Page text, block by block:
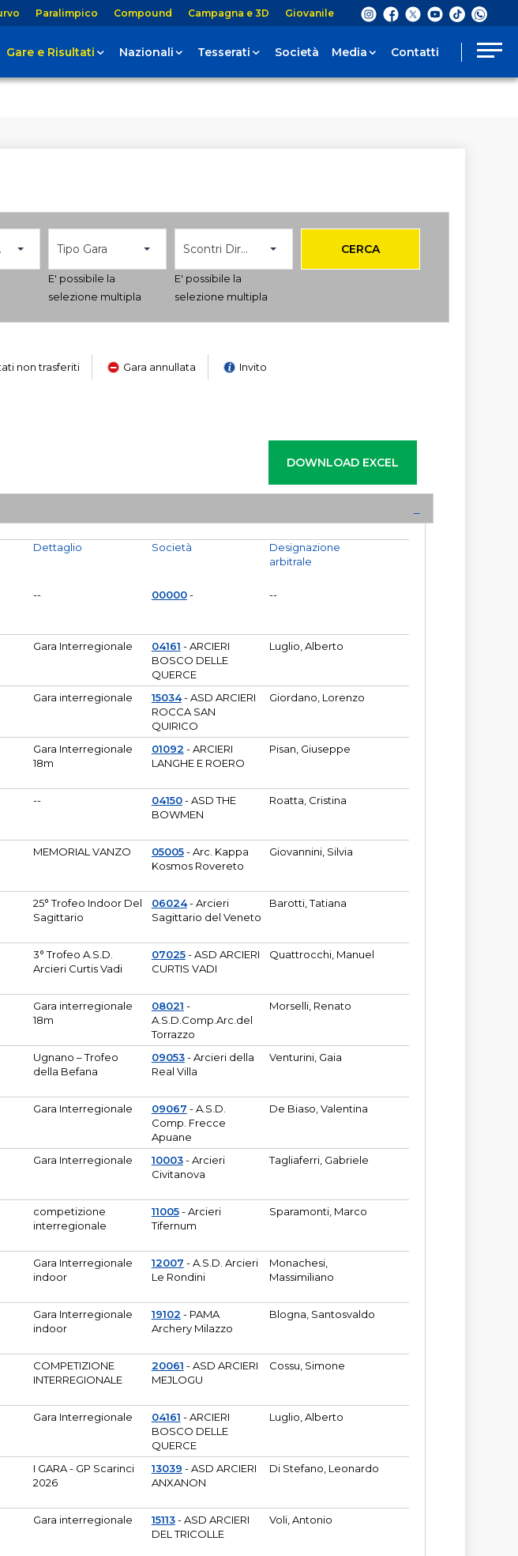
Paralimpico Compound Campagna e 3D Giovanile
Gare e Risultati Nazionali Tesserati Società Media Contatti
Tipo Gara
E' possibile la
selezione multipla
Scontri Diretti
E' possibile la
selezione multipla
CERCA
non trasferiti Gara annullata Invito
Dettaglio
--
Società
00000-
Designazione
arbitrale
--
Gara Interregionale 04161 - ARCIERI
BOSCO DELLE
QUERCE
Luglio, Alberto
Gara interregionale 15034- ASD ARCIERI
ROCCA SAN
QUIRICO
Giordano, Lorenzo
Gara Interregionale
18m
01092 - ARCIERI
LANGHE E ROERO
Pisan, Giuseppe
-- 04150- ASD THE
BOWMEN
Roatta, Cristina
MEMORIAL VANZO 05005- Arc. Kappa
Kosmos Rovereto
Giovannini, Silvia
25° Trofeo Indoor Del
Sagittario
06024- Arcieri
Sagittario del Veneto
Barotti, Tatiana
3° Trofeo A.S.D.
Arcieri Curtis Vadi
07025- ASD ARCIERI
CURTIS VADI
Quattrocchi, Manuel
Gara interregionale
18m
08021 -
A.S.D.Comp.Arc.del
Torrazzo
Morselli, Renato
Ugnano – Trofeo
della Befana
09053- Arcieri della
Real Villa
Venturini, Gaia
Gara Interregionale 09067 - A.S.D.
Comp. Frecce
Apuane
De Biaso, Valentina
Gara Interregionale 10003- Arcieri
Civitanova
Tagliaferri, Gabriele
competizione
interregionale
11005- Arcieri
Tifernum
Sparamonti, Marco
Gara Interregionale
indoor
12007 - A.S.D. Arcieri
Le Rondini
Monachesi,
Massimiliano
Gara Interregionale
indoor
19102 - PAMA
Archery Milazzo
Blogna, Santosvaldo
COMPETIZIONE
INTERREGIONALE
20061 - ASD ARCIERI
MEJLOGU
Cossu, Simone
Gara Interregionale 04161 - ARCIERI
BOSCO DELLE
QUERCE
Luglio, Alberto
I GARA - GP Scarinci
2026
13039 - ASD ARCIERI
ANXANON
Di Stefano, Leonardo
Gara interregionale 15113- ASD ARCIERI
DEL TRICOLLE
Voli, Antonio